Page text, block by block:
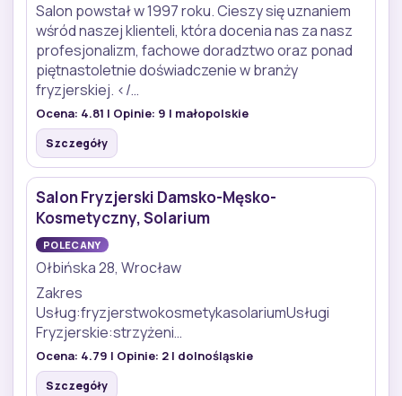
Salon powstał w 1997 roku. Cieszy się uznaniem
wśród naszej klienteli, która docenia nas za nasz
profesjonalizm, fachowe doradztwo oraz ponad
piętnastoletnie doświadczenie w branży
fryzjerskiej. </…
Ocena: 4.81 | Opinie: 9 | małopolskie
Szczegóły
Salon Fryzjerski Damsko-Męsko-
Kosmetyczny, Solarium
POLECANY
Ołbińska 28, Wrocław
Zakres
Usług:fryzjerstwokosmetykasolariumUsługi
Fryzjerskie:strzyżeni…
Ocena: 4.79 | Opinie: 2 | dolnośląskie
Szczegóły